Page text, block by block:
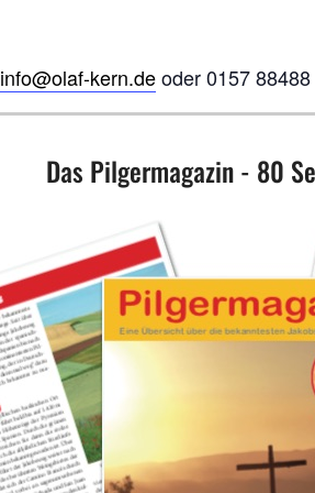
info@olaf-kern.deoder 0157
Das Pilgermagazin - 80